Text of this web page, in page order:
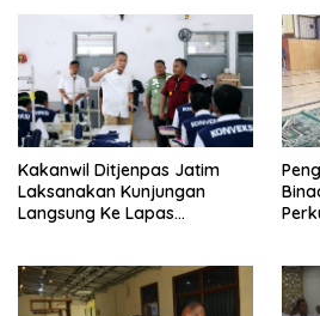
Kakanwil Ditjenpas Jatim
Laksanakan Kunjungan
Langsung Ke Lapas